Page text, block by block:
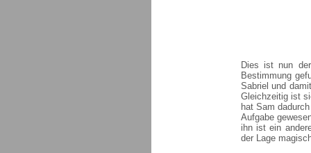
Dies ist nun
Bestimmung
Sabriel und
Gleichzeitig ist
hat Sam
Aufgabe
ihn ist ein
der Lage